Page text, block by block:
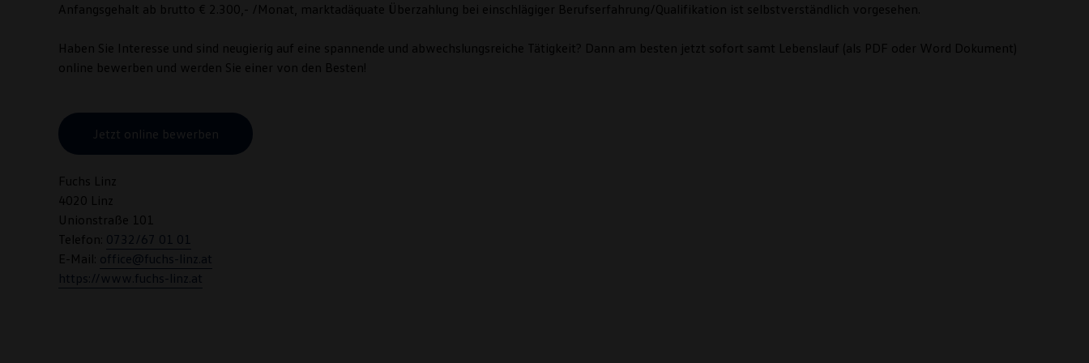
Anfangsgehalt ab brutto € 2.300,- /Monat, marktadäquate Überzahlung bei einschlägiger Berufserfahrung/Qualifikation ist selbstverständlich vorgesehen.
Haben Sie Interesse und sind neugierig auf eine spannende und abwechslungsreiche Tätigkeit? Dann am besten jetzt sofort samt Lebenslauf (als PDF oder Word Dokument)
online bewerben und werden Sie einer von den Besten!
Jetzt online bewerben
Fuchs Linz
4020 Linz
Unionstraße 101
Telefon: 0732/67 01 01
E-Mail: office@fuchs-linz.at
https://www.fuchs-linz.at